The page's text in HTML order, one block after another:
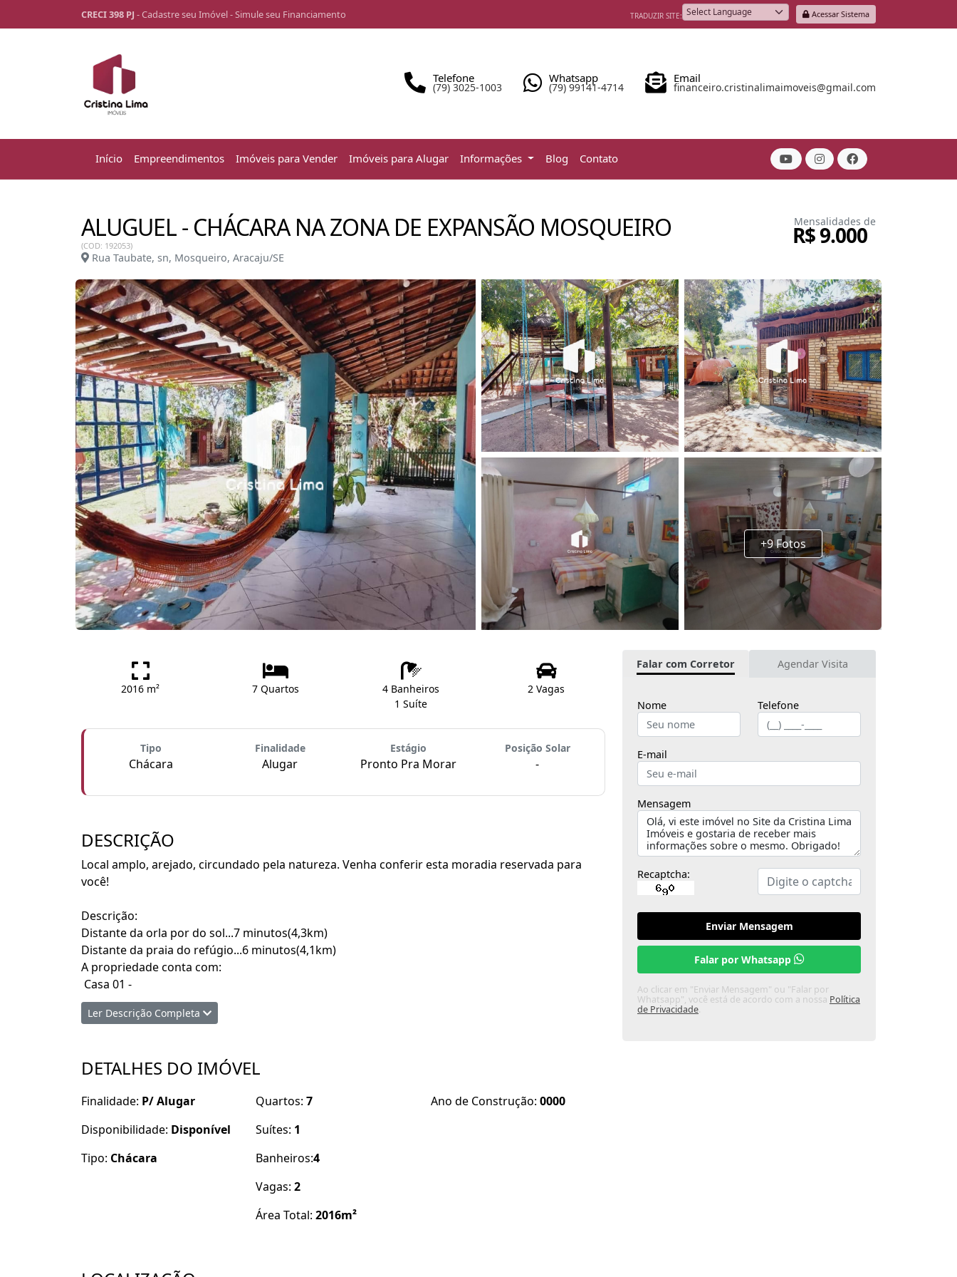
CRECI 398 PJ -Cadastre seu Imóvel-Simule seu Financiamento Acessar Sistema
TRADUZIR SITE:
Email
financeiro.cristinalimaimoveis@gmail.com
Whatsapp
(79) 99141-4714
Telefone
(79) 3025-1003
Início Empreendimentos Imóveis para Vender Imóveis para Alugar Informações Blog Contato
ALUGUEL - CHÁCARA NA ZONA DE EXPANSÃO MOSQUEIRO
(COD: 192053)
Rua Taubate, sn, Mosqueiro, Aracaju/SE
Mensalidades de
R$ 9.000
+9 Fotos
2016 m² 7 Quartos
4 Banheiros
1 Suíte
2 Vagas
Tipo
Chácara
Finalidade
Alugar
Estágio
Pronto Pra Morar
Posição Solar
-
DESCRIÇÃO
Local amplo, arejado, circundado pela natureza. Venha conferir esta moradia reservada para
você!
Descrição:
Distante da orla por do sol...7 minutos(4,3km)
Distante da praia do refúgio...6 minutos(4,1km)
A propriedade conta com:
Casa 01 -
- 01 Studio com Wc
- Cozinha
Casa 2 -
- Pergola
- Wc social
- Sala
- 02 dos quartos (1 anexo, 1 externo).
Ler Descrição Completa
DETALHES DO IMÓVEL
Finalidade: P/ Alugar
Disponibilidade: Disponível
Tipo: Chácara
Quartos:7
Suítes: 1
Banheiros:4
Vagas:2
Área Total:2016m²
Ano de Construção: 0000
Falar com Corretor Agendar Visita
Nome Telefone
E-mail
Mensagem
Recaptcha:
Enviar Mensagem
Falar por Whatsapp
Ao clicar em "Enviar Mensagem" ou "Falar por
Whatsapp", você está de acordo com a nossa Política
de Privacidade.